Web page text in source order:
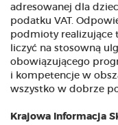
adresowanej dla
podatku VAT.
podmioty realizujące
liczyć na stosowną
obowiązującego
i kompetencje w
wszystko w dobrze
Krajowa Informacja